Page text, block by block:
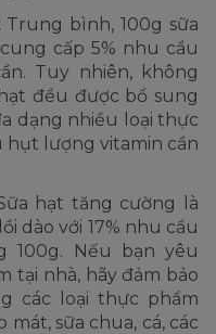
: Trung bình, 100g sữa
cấp 5% nhu cầu
Tuy nhiên, không
đều được bổ sung
dạng nhiều loại thực
lượng vitamin cần
hạt tăng cường là
dào với 17% nhu cầu
100g. Nếu bạn yêu
tại nhà, hãy đảm bảo
các loại thực phẩm
sữa chua, cá, các